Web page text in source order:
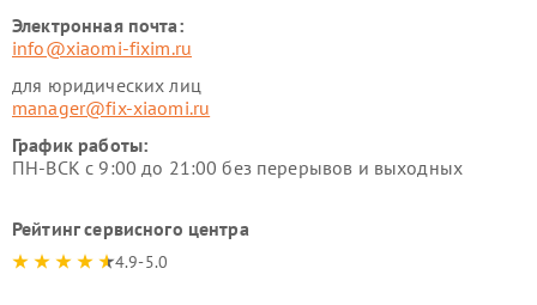
Электронная почта:
info@xiaomi-fixim.ru
для юридических лиц
manager@fix-xiaomi.ru
График работы:
ПН-ВСК с 9:00 до 21:00 без перерывов и выходных
Рейтинг сервисного центра
4.9-5.0